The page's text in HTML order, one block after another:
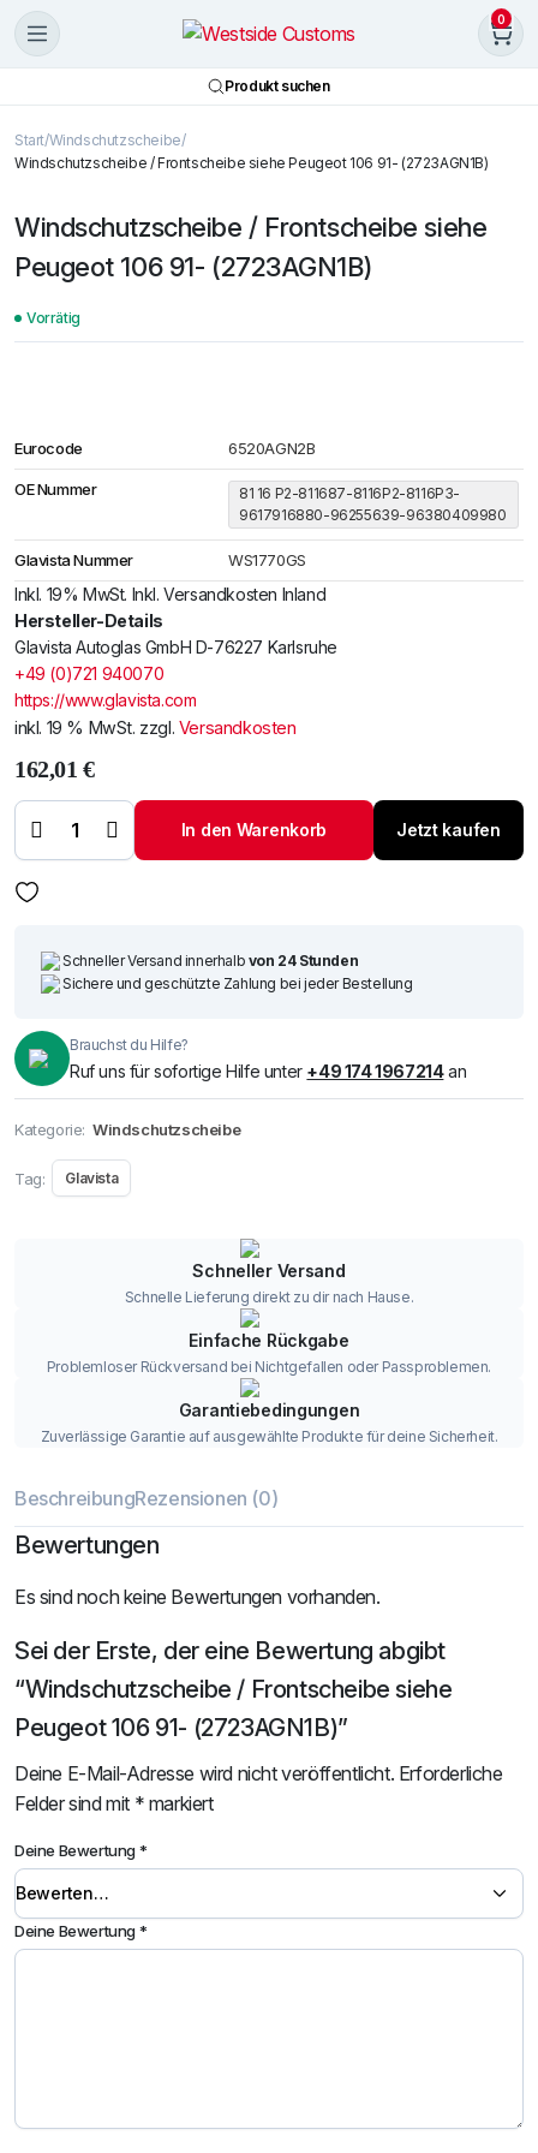
0
Produkt suchen
Start Windschutzscheibe
Windschutzscheibe / Frontscheibe siehe Peugeot 106 91- (2723AGN1B)
Windschutzscheibe / Frontscheibe siehe
Peugeot 106 91- (2723AGN1B)
Vorrätig
Eurocode 6520AGN2B
OE Nummer
81 16 P2-811687-8116P2-8116P3-
9617916880-96255639-96380409980
Glavista Nummer WS1770GS
Inkl. 19% MwSt. Inkl. Versandkosten Inland
Hersteller-Details
Glavista Autoglas GmbH D-76227 Karlsruhe
+49 (0)721 940070
https://www.glavista.com
inkl. 19 % MwSt. zzgl. Versandkosten
162,01€
/ Frontscheibe
siehe Peugeot 106
Menge
In den Warenkorb Jetzt kaufen
Schneller Versand innerhalb von 24 Stunden
Sichere und geschützte Zahlung bei jeder Bestellung
Brauchst du Hilfe?
Ruf uns für sofortige Hilfe unter +49 174 1967214an
Kategorie: Windschutzscheibe
Tag: Glavista
Schneller Versand
Schnelle Lieferung direkt zu dir nach Hause.
Einfache Rückgabe
Problemloser Rückversand bei Nichtgefallen oder Passproblemen.
Garantiebedingungen
Zuverlässige Garantie auf ausgewählte Produkte für deine Sicherheit.
BeschreibungRezensionen (0)
Bewertungen
Es sind noch keine Bewertungen vorhanden.
Sei der Erste, der eine Bewertung abgibt
“Windschutzscheibe / Frontscheibe siehe
Peugeot 106 91- (2723AGN1B)”
Deine E-Mail-Adresse wird nicht veröffentlicht. Erforderliche
Felder sind mit * markiert
Deine Bewertung*
Deine Bewertung*